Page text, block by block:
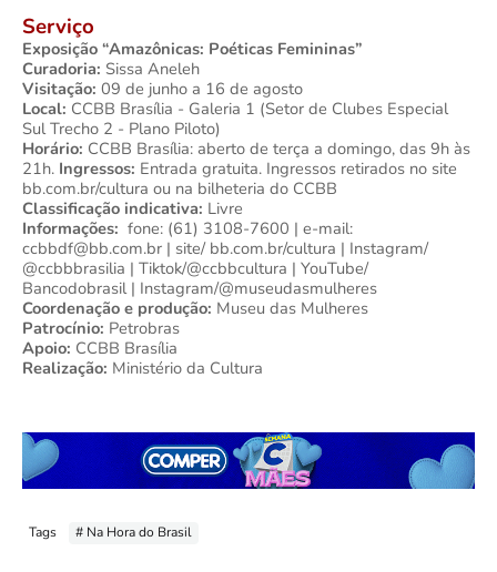
Serviço
Exposição “Amazônicas: Poéticas Femininas”
Curadoria: Sissa Aneleh
Visitação: 09 de junho a 16 de agosto
Local: CCBB Brasília - Galeria 1 (Setor de Clubes Especial
Sul Trecho 2 - Plano Piloto)
Horário: CCBB Brasília: aberto de terça a domingo, das 9h às
21h. Ingressos: Entrada gratuita. Ingressos retirados no site
bb.com.br/cultura ou na bilheteria do CCBB
Classificação indicativa: Livre
Informações: fone: (61) 3108-7600 | e-mail:
ccbbdf@bb.com.br | site/ bb.com.br/cultura | Instagram/
@ccbbbrasilia | Tiktok/@ccbbcultura | YouTube/
Bancodobrasil | Instagram/@museudasmulheres
Coordenação e produção: Museu das Mulheres
Patrocínio: Petrobras
Apoio: CCBB Brasília
Realização: Ministério da Cultura
Tags # Na Hora do Brasil